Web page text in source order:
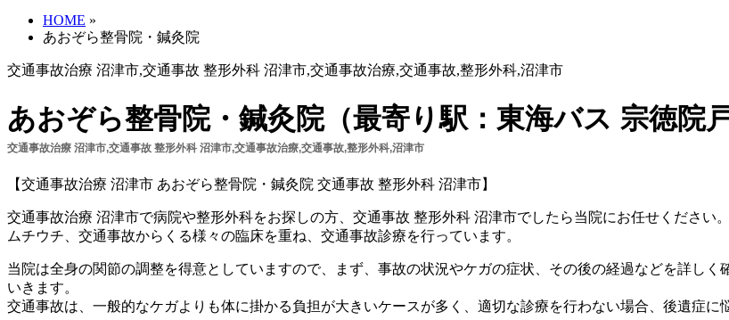
HOME »
あおぞら整骨院・鍼灸院
交通事故治療 沼津市,交通事故 整形外科 沼津市,交通事故治療,交通事故,整形外科,沼津市
あおぞら整骨院・鍼灸院（最寄り駅：東海バス 宗徳院
交通事故治療 沼津市,交通事故 整形外科 沼津市,交通事故治療,交通事故,整形外科,沼津市
【交通事故治療 沼津市 あおぞら整骨院・鍼灸院 交通事故 整形外科 沼津市】
交通事故治療 沼津市で病院や整形外科をお探しの方、交通事故 整形外科 沼津市でしたら当院にお任せください。
ムチウチ、交通事故からくる様々の臨床を重ね、交通事故診療を行っています。
当院は全身の関節の調整を得意としていますので、まず、事故の状況やケガの症状、その後の経過などを詳し
いきます。
交通事故は、一般的なケガよりも体に掛かる負担が大きいケースが多く、適切な診療を行わない場合、後遺症に